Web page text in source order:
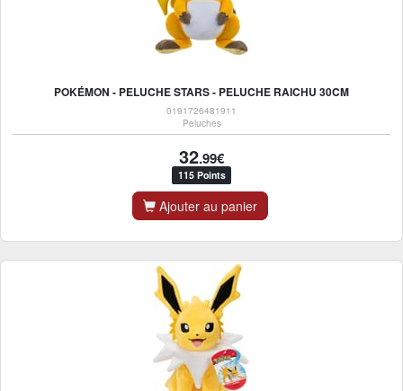
POKÉMON - PELUCHE STARS - PELUCHE RAICHU 30CM
0191726481911
Peluches
32.99€
115 Points
Ajouter au panier